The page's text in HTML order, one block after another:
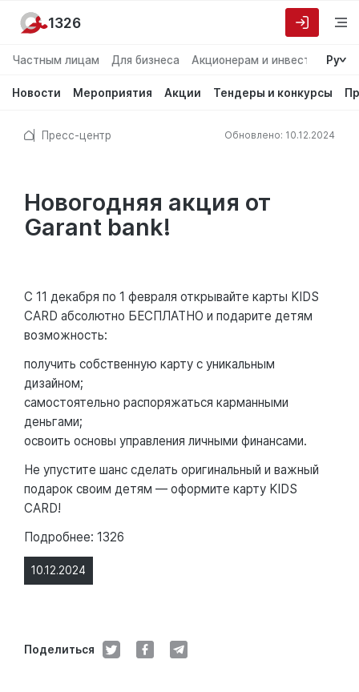
Частным лицам Для бизнеса Акционерам и инвесторам
Ру
Новости Мероприятия Акции Тендеры и конкурсы
1326
Пресс-центр Обновлено: 10.12.2024
Новогодняя акция от
Garant bank!
10.12.2024
Поделиться
С 11 декабря по 1 февраля открывайте карты KIDS
CARD абсолютно БЕСПЛАТНО и подарите детям
возможность:
получить собственную карту с уникальным
дизайном;
самостоятельно распоряжаться карманными
деньгами;
освоить основы управления личными финансами.
Не упустите шанс сделать оригинальный и важный
подарок своим детям — оформите карту KIDS
CARD!
Подробнее: 1326